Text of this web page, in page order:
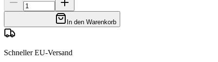
In den Warenkorb
Schneller EU-Versand